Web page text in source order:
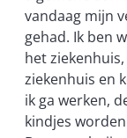
vandaag mijn
gehad. Ik ben
het
ziekenhuis en
ik ga werken,
kindjes